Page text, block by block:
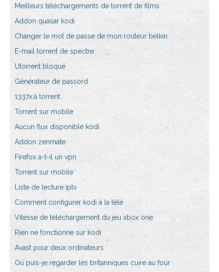
Meilleurs téléchargements de torrent de films
Addon quasar kodi
Changer le mot de passe de mon routeur belkin
E-mail torrent de spectre
Utorrent bloqué
Générateur de passord
1337x.à torrent
Torrent sur mobile
Aucun flux disponible kodi
Addon zenmate
Firefox a-t-il un vpn
Torrent sur mobile
Liste de lecture iptv
Comment configurer kodi à la télé
Vitesse de téléchargement du jeu xbox one
Rien ne fonctionne sur kodi
Avast pour deux ordinateurs
Où puis-je regarder les britanniques cuire au four